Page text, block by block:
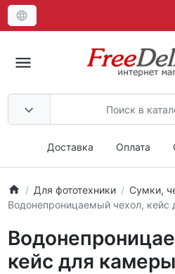
Доставка Оплата
Для фототехники
Сумки,
Водонепроницаемый чехол, кейс
кейс для